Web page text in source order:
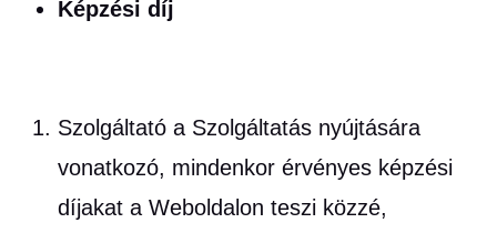
Képzési díj
Szolgáltató a Szolgáltatás nyújtására
vonatkozó, mindenkor érvényes képzési
díjakat a Weboldalon teszi közzé,